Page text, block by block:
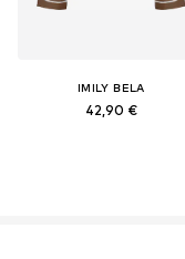
IMILY BELA
42,90 €